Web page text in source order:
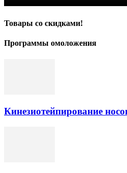
Товары со скидками!
Программы омоложения
Кинезиотейпирование